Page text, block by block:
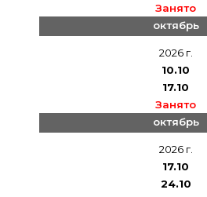
Занято
октябрь
2026 г.
10.10
17.10
Занято
октябрь
2026 г.
17.10
24.10